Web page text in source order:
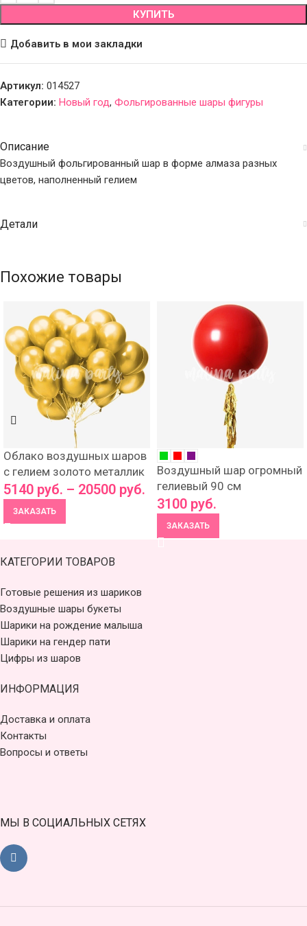
КУПИТЬ
Добавить в мои закладки
Артикул: 014527
Категории: Новый год, Фольгированные шары фигуры
Описание
Воздушный фольгированный шар в форме алмаза разных
цветов, наполненный гелием
Детали
Похожие товары
Облако воздушных шаров
с гелием золото металлик
5140 руб. – 20500 руб.
ЗАКАЗАТЬ
Воздушный шар огромный
гелиевый 90 см
3100 руб.
ЗАКАЗАТЬ
КАТЕГОРИИ ТОВАРОВ
Готовые решения из шариков
Воздушные шары букеты
Шарики на рождение малыша
Шарики на гендер пати
Цифры из шаров
ИНФОРМАЦИЯ
Доставка и оплата
Контакты
Вопросы и ответы
МЫ В СОЦИАЛЬНЫХ СЕТЯХ